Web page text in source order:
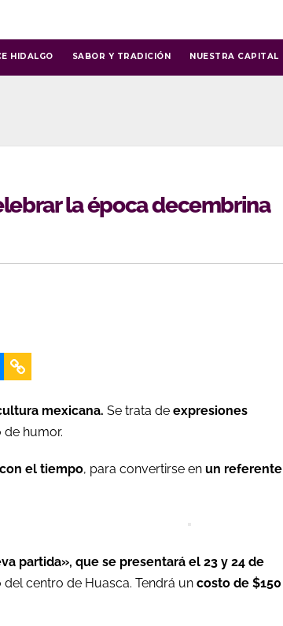
HIDALGO SABOR Y TRADICIÓN NUESTRA CAPITAL
la época decembrina
mexicana. Se trata de expresiones
de humor.
el tiempo, para convertirse en un referente
partida», que se presentará el 23 y 24 de
del centro de Huasca. Tendrá un costo de $150